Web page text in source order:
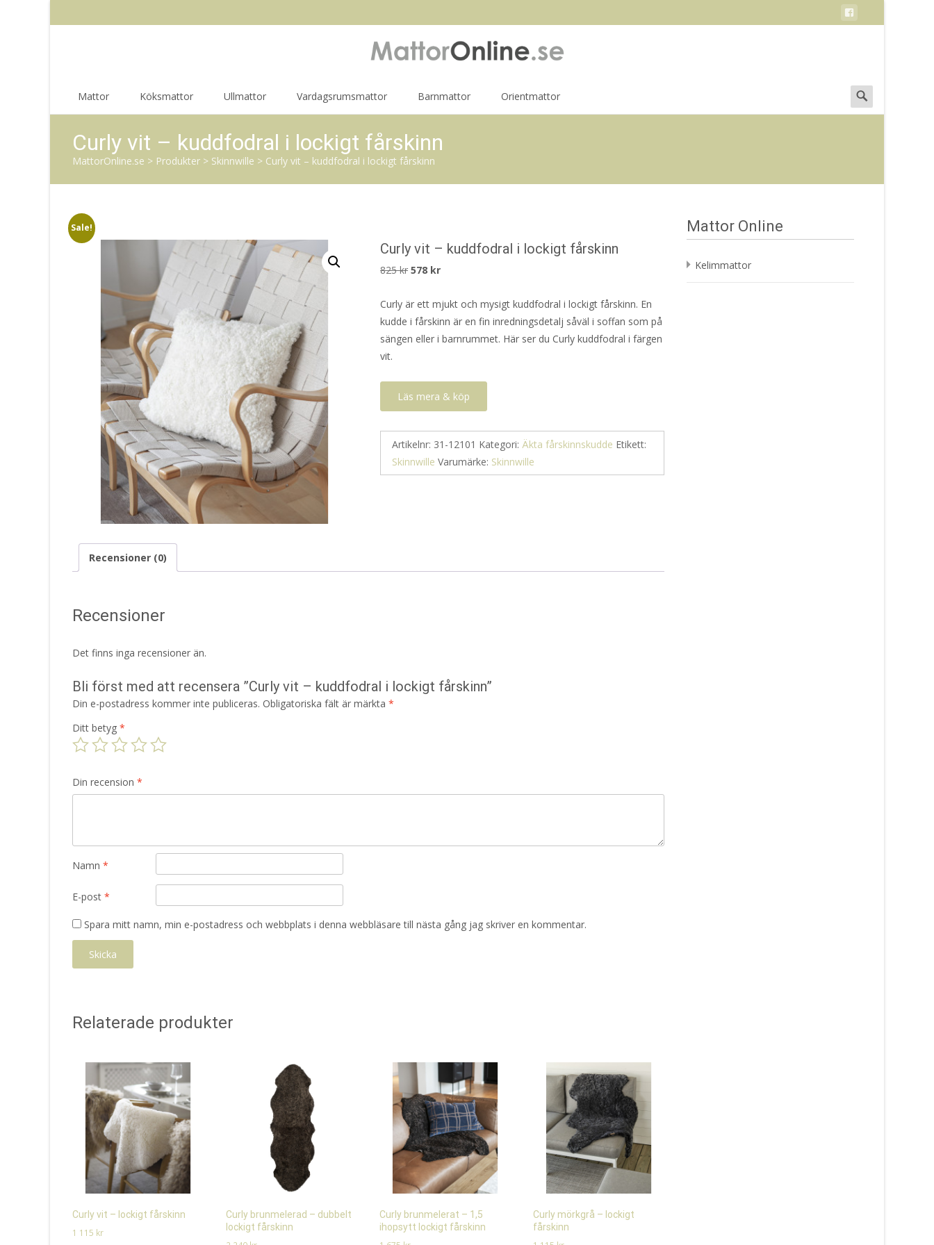
Mattor Köksmattor Ullmattor Vardagsrumsmattor Barnmattor Orientmattor
Search
for:
Curly vit – kuddfodral i lockigt fårskinn
MattorOnline.se > Produkter > Skinnwille > Curly vit – kuddfodral i lockigt fårskinn
Sale!
Curly vit – kuddfodral i lockigt fårskinn
825kr Det
priset
var:
825 kr.
578 krDet
priset
är:
578 kr.
Curly är ett mjukt och mysigt kuddfodral i lockigt fårskinn. En
kudde i fårskinn är en fin inredningsdetalj såväl i soffan som på
sängen eller i barnrummet. Här ser du Curly kuddfodral i färgen
vit.
Läs mera & köp
Artikelnr: 31-12101 Kategori:Äkta fårskinnskudde Etikett:
Skinnwille Varumärke: Skinnwille
Recensioner (0)
Recensioner
Det finns inga recensioner än.
Bli först med att recensera ”Curly vit – kuddfodral i lockigt fårskinn”
Din e-postadress kommer inte publiceras. Obligatoriska fält är märkta *
Ditt betyg *
Din recension *
Namn *
E-post *
Spara mitt namn, min e-postadress och webbplats i denna webbläsare till nästa gång jag skriver en kommentar.
Relaterade produkter
Curly vit – lockigt fårskinn
1 115 kr
Curly brunmelerad – dubbelt
lockigt fårskinn
Curly brunmelerat – 1,5
ihopsytt lockigt fårskinn
Curly mörkgrå – lockigt
fårskinn
Mattor Online
Kelimmattor